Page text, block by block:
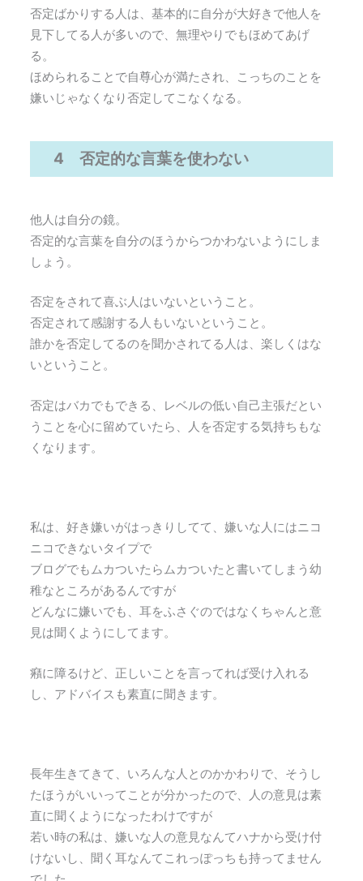
否定ばかりする人は、基本的に自分が大好きで他人を
見下してる人が多いので、無理やりでもほめてあげ
る。
ほめられることで自尊心が満たされ、こっちのことを
嫌いじゃなくなり否定してこなくなる。
4 否定的な言葉を使わない
他人は自分の鏡。
否定的な言葉を自分のほうからつかわないようにしま
しょう。
否定をされて喜ぶ人はいないということ。
否定されて感謝する人もいないということ。
誰かを否定してるのを聞かされてる人は、楽しくはな
いということ。
否定はバカでもできる、レベルの低い自己主張だとい
うことを心に留めていたら、人を否定する気持ちもな
くなります。
私は、好き嫌いがはっきりしてて、嫌いな人にはニコ
ニコできないタイプで
ブログでもムカついたらムカついたと書いてしまう幼
稚なところがあるんですが
どんなに嫌いでも、耳をふさぐのではなくちゃんと意
見は聞くようにしてます。
癪に障るけど、正しいことを言ってれば受け入れる
し、アドバイスも素直に聞きます。
長年生きてきて、いろんな人とのかかわりで、そうし
たほうがいいってことが分かったので、人の意見は素
直に聞くようになったわけですが
若い時の私は、嫌いな人の意見なんてハナから受け付
けないし、聞く耳なんてこれっぽっちも持ってません